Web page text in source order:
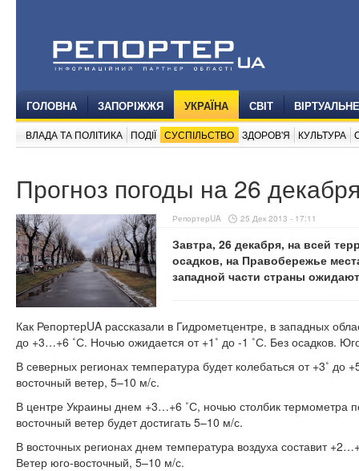
ГОЛОВНА ЗАПОРІЖЖЯ УКРАЇНА СВІТ
ВЛАДА ТА ПОЛІТИКА ПОДІЇ СУСПІЛЬСТВО ЗДОРОВ'Я КУЛЬТУРА
Прогноз погоды на 26
РепортерUA 25 Дек 2013 - 17:11
Завтра, 26 декабря, на всей
осадков, на Правобережье
западной части страны
Как РепортерUA рассказали в Гидрометцентре, в западных
до +3…+6 ˚С. Ночью ожидается от +1˚ до -1 ˚С. Без осадков.
В северных регионах температура будет колебаться от +3˚
восточный ветер, 5–10 м/с.
В центре Украины днем +3…+6 ˚С, ночью столбик термометра
восточный ветер будет достигать 5–10 м/с.
В восточных регионах днем температура воздуха составит
Ветер юго-восточный, 5–10 м/с.